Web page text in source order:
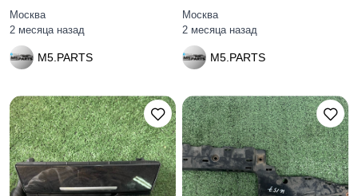
35006778979
Москва
2 месяца назад
M5.PARTS
Москва
2 месяца назад
M5.PARTS